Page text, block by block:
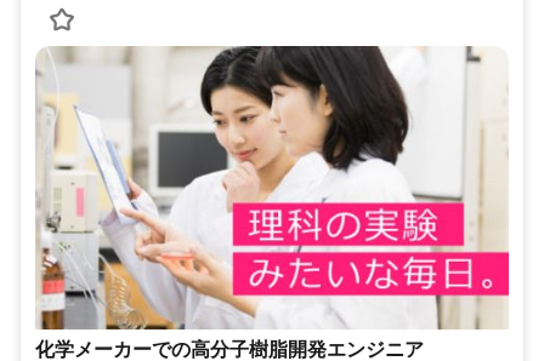
化学メーカーでの高分子樹脂開発エンジニア